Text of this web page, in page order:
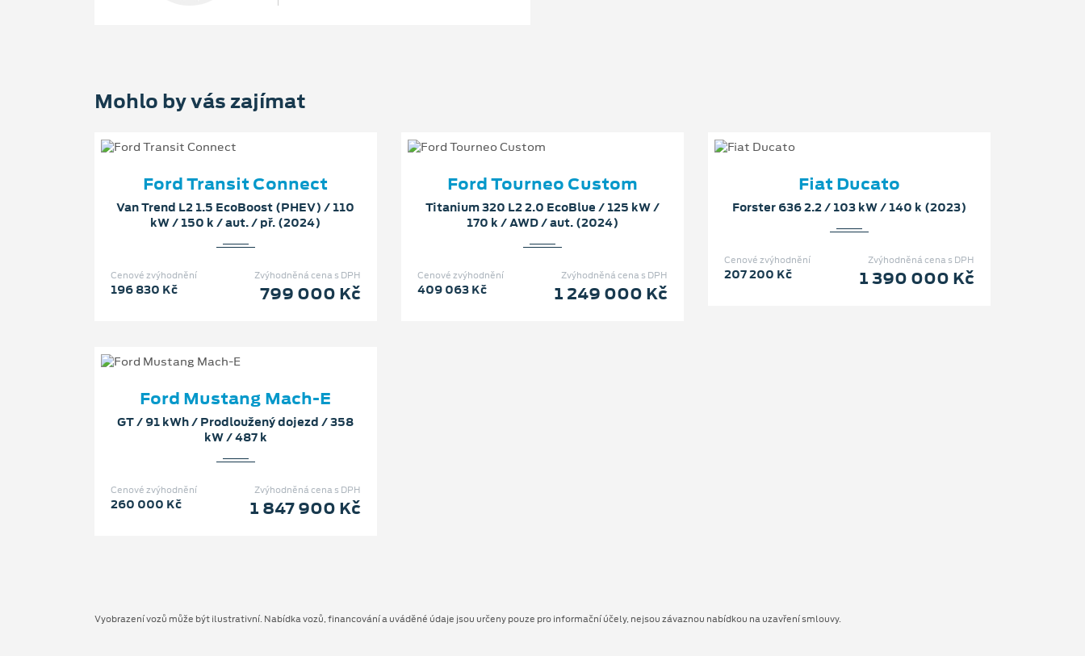
Mohlo by vás zajímat
Ford Transit Connect
Van Trend L2 1.5 EcoBoost (PHEV) / 110
kW / 150 k / aut. / př. (2024)
Zvýhodněná cena s DPH
799 000 Kč
Cenové zvýhodnění
196 830 Kč
Ford Tourneo Custom
Titanium 320 L2 2.0 EcoBlue / 125 kW /
170 k / AWD / aut. (2024)
Zvýhodněná cena s DPH
1 249 000 Kč
Cenové zvýhodnění
409 063 Kč
Fiat Ducato
Forster 636 2.2 / 103 kW / 140 k (2023)
Zvýhodněná cena s DPH
1 390 000 Kč
Cenové zvýhodnění
207 200 Kč
Ford Mustang Mach-E
GT / 91 kWh / Prodloužený dojezd / 358
kW / 487 k
Zvýhodněná cena s DPH
1 847 900 Kč
Cenové zvýhodnění
260 000 Kč
Vyobrazení vozů může být ilustrativní. Nabídka vozů, financování a uváděné údaje jsou určeny pouze pro informační účely, nejsou závaznou nabídkou na uzavření smlouvy.